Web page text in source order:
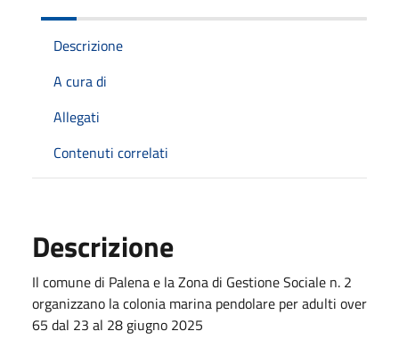
Descrizione
A cura di
Allegati
Contenuti correlati
Descrizione
Il comune di Palena e la Zona di Gestione Sociale n. 2
organizzano la colonia marina pendolare per adulti over
65 dal 23 al 28 giugno 2025